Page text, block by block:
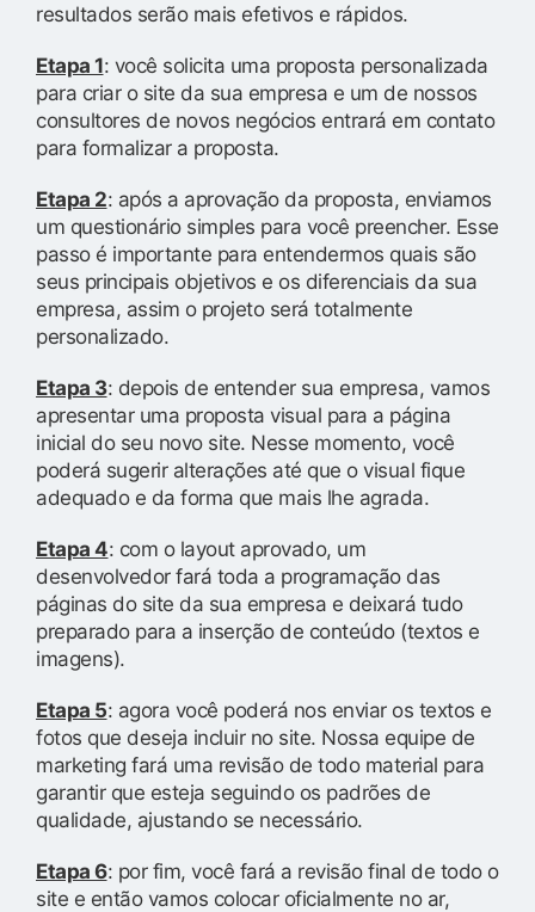
resultados serão mais efetivos e rápidos.
Etapa 1: você solicita uma proposta personalizada
para criar o site da sua empresa e um de nossos
consultores de novos negócios entrará em contato
para formalizar a proposta.
Etapa 2: após a aprovação da proposta, enviamos
um questionário simples para você preencher. Esse
passo é importante para entendermos quais são
seus principais objetivos e os diferenciais da sua
empresa, assim o projeto será totalmente
personalizado.
Etapa 3: depois de entender sua empresa, vamos
apresentar uma proposta visual para a página
inicial do seu novo site. Nesse momento, você
poderá sugerir alterações até que o visual fique
adequado e da forma que mais lhe agrada.
Etapa 4: com o layout aprovado, um
desenvolvedor fará toda a programação das
páginas do site da sua empresa e deixará tudo
preparado para a inserção de conteúdo (textos e
imagens).
Etapa 5: agora você poderá nos enviar os textos e
fotos que deseja incluir no site. Nossa equipe de
marketing fará uma revisão de todo material para
garantir que esteja seguindo os padrões de
qualidade, ajustando se necessário.
Etapa 6: por fim, você fará a revisão final de todo o
site e então vamos colocar oficialmente no ar,